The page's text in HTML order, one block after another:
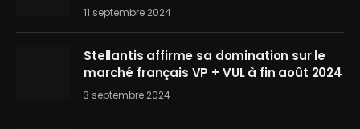
11 septembre 2024
Stellantis affirme sa domination sur le
marché français VP + VUL à fin août 2024
3 septembre 2024